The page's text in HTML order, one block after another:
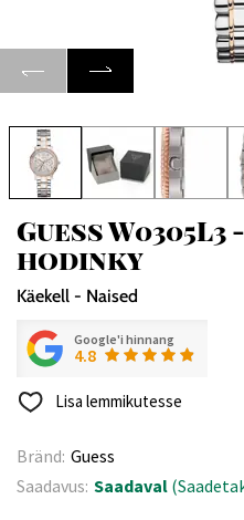
Guess W0305L3
hodinky
Käekell - Naised
Google'i hinnang
4.8
Lisa lemmikutesse
Bränd: Guess
Saadavus: Saadaval